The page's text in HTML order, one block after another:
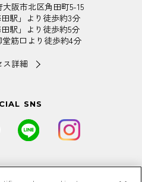
大阪市北区角田町5-15
駅」より徒歩約3分
駅」より徒歩約5分
筋口より徒歩約4分
ス詳細
SNS